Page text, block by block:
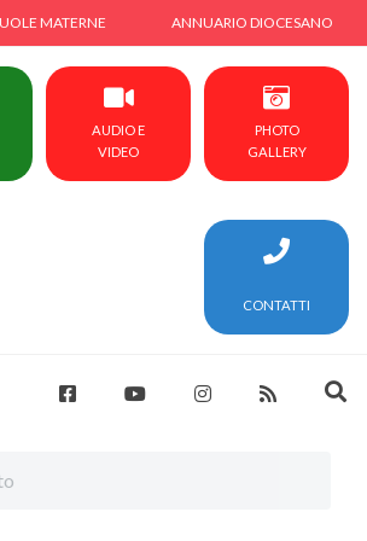
MATERNE ANNUARIO DIOCESANO
AUDIO E
VIDEO
PHOTO
GALLERY
CONTATTI